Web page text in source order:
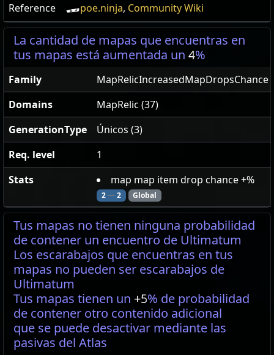
Reference
poe.ninja, Community Wiki
La cantidad de mapas que encuentras en
tus mapas está aumentada un 4%
Family
MapRelicIncreasedMapDropsChance
Domains
MapRelic (37)
GenerationType
Únicos (3)
Req. level
1
Stats
map map item drop chance +%
2—2 Global
Tus mapas no tienen ninguna probabilidad
de contener un encuentro de Ultimatum
Los escarabajos que encuentras en tus
mapas no pueden ser escarabajos de
Ultimatum
Tus mapas tienen un +5% de probabilidad
de contener otro contenido adicional
que se puede desactivar mediante las
pasivas del Atlas